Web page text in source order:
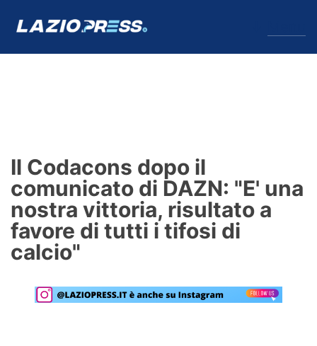
Formello
Infortuni
Primavera
Lazio Women
Il Codacons dopo il
comunicato di DAZN: "E' una
nostra vittoria, risultato a
favore di tutti i tifosi di
calcio"